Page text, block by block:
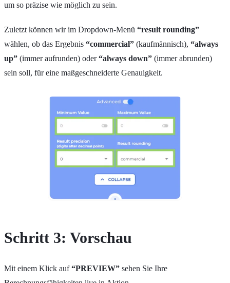
um so präzise wie möglich zu sein.
Zuletzt können wir im Dropdown-Menü “result rounding”
wählen, ob das Ergebnis “commercial” (kaufmännisch), “always
up” (immer aufrunden) oder“always down” (immer abrunden)
sein soll, für eine maßgeschneiderte Genauigkeit.
Schritt 3: Vorschau
Mit einem Klick auf“PREVIEW” sehen Sie Ihre